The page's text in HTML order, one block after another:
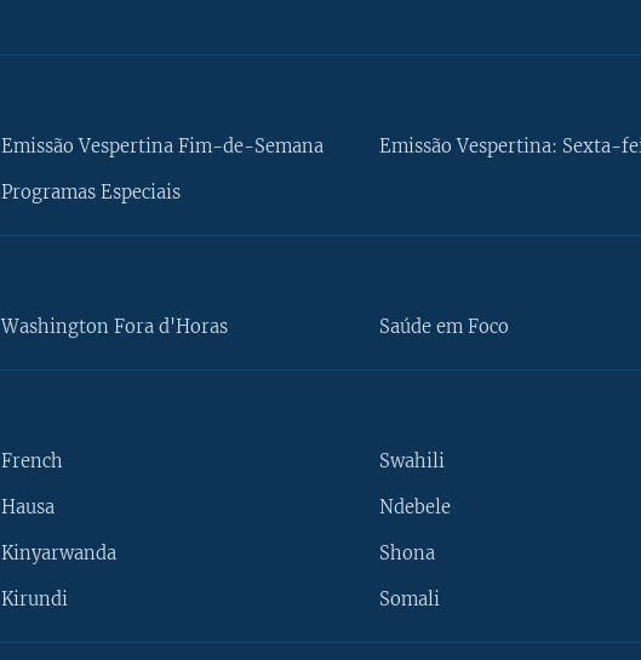
Emissão Vespertina Fim-de-Semana
Programas Especiais
Emissão Vespertina: Sexta-
Washington Fora d'Horas Saúde em Foco
French
Hausa
Kinyarwanda
Kirundi
Swahili
Ndebele
Shona
Somali